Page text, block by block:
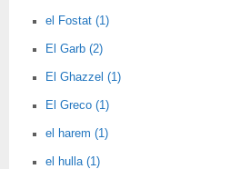
el Fostat (1)
El Garb (2)
El Ghazzel (1)
El Greco (1)
el harem (1)
el hulla (1)